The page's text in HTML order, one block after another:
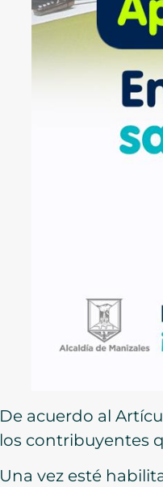
De acuerdo al
los contribuyentes
Una vez esté